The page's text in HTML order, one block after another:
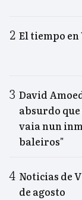
El tiempo en
David
absurdo
vaia nun
baleiros"
Noticias de
de agosto